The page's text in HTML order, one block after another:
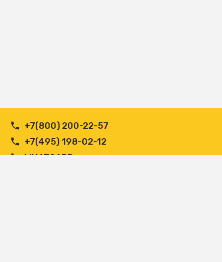
+7(800) 200-22-57
+7(495) 198-02-12
WHATSAPP